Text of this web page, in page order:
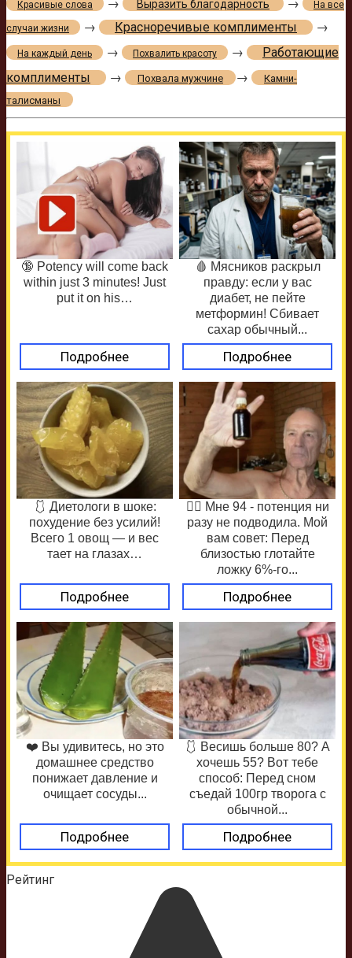
Красивые слова → Выразить благодарность → На все
случаи жизни → Красноречивые комплименты →
На каждый день → Похвалить красоту →
Работающие
комплименты
→ Похвала мужчине →
Камни-
талисманы
🔞 Potency will come back
within just 3 minutes! Just
put it on his…
Подробнее
🩸 Мясников раскрыл
правду: если у вас
диабет, не пейте
метформин! Сбивает
сахар обычный...
Подробнее
🩱 Диетологи в шоке:
похудение без усилий!
Всего 1 овощ — и вес
тает на глазах…
Подробнее
❤️‍🔥 Мне 94 - потенция ни
разу не подводила. Мой
вам совет: Перед
близостью глотайте
ложку 6%-го...
Подробнее
❤️ Вы удивитесь, но это
домашнее средство
понижает давление и
очищает сосуды...
Подробнее
🩱 Весишь больше 80? А
хочешь 55? Вот тебе
способ: Перед сном
съедай 100гр творога с
обычной...
Подробнее
Рейтинг